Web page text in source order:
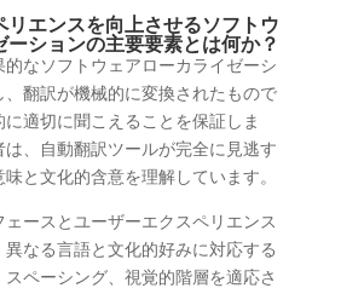
エンスを向上させるソフトウ
ーションの主要要素とは何か？
的なソフトウェアローカライゼーシ
、翻訳が機械的に変換されたもので
適切に聞こえることを保証しま
、自動翻訳ツールが完全に見逃す
と文化的含意を理解しています。
ースとユーザーエクスペリエンス
なる言語と文化的好みに対応する
ペーシング、視覚的階層を適応さ